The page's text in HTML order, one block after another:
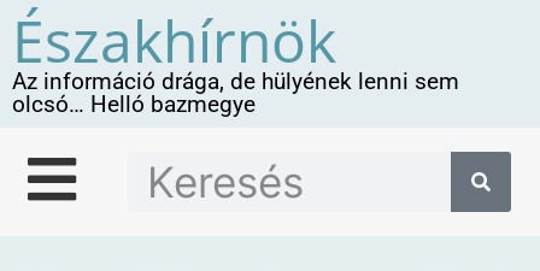
Északhírnök
Az információ drága, de hülyének lenni sem
olcsó… Helló bazmegye